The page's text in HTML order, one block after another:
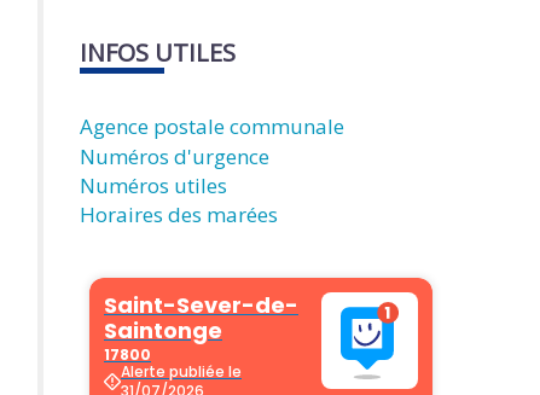
INFOS UTILES
Agence postale communale
Numéros d'urgence
Numéros utiles
Horaires des marées